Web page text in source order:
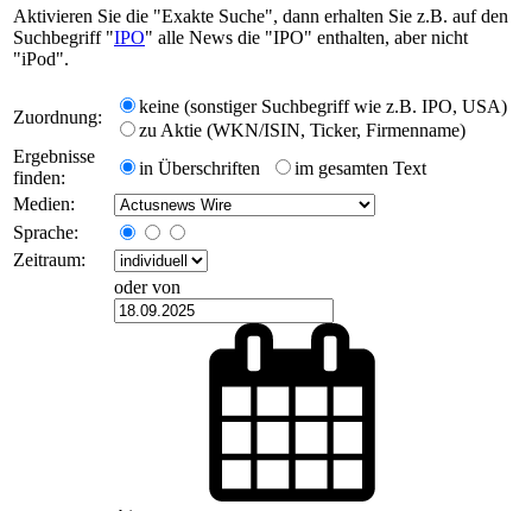
Aktivieren Sie die "Exakte Suche", dann erhalten Sie z.B. auf den
Suchbegriff "IPO" alle News die "IPO" enthalten, aber nicht
"iPod".
Zuordnung:
keine (sonstiger Suchbegriff wie z.B. IPO, USA)
zu Aktie (WKN/ISIN, Ticker, Firmenname)
Ergebnisse
finden:
in Überschriften
im gesamten Text
Medien:
Sprache:
Zeitraum:
oder von